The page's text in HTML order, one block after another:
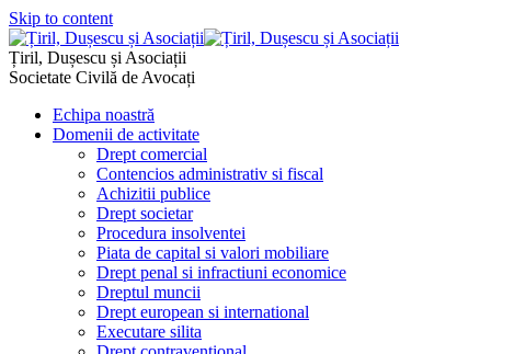
Skip to content
Țiril, Dușescu și Asociații
Societate Civilă de Avocați
Echipa noastră
Domenii de activitate
Drept comercial
Contencios administrativ si fiscal
Achizitii publice
Drept societar
Procedura insolventei
Piata de capital si valori mobiliare
Drept penal si infractiuni economice
Dreptul muncii
Drept european si international
Executare silita